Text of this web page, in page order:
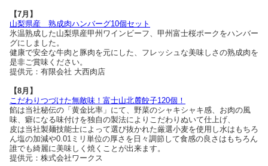
【7月】
山梨県産 熟成肉ハンバーグ10個セット
氷温熟成した山梨県産甲州ワインビーフ、甲州富士桜ポークをハンバー
グにしました。
健康で安全な牛肉と豚肉を元にした、フレッシュな美味しさの熟成肉を
是非ご賞味ください。
提供元：有限会社 大西肉店
【8月】
こだわりつづけた無敵味！富士山北麓餃子120個！
餡は当社秘伝の「黄金比率」にて、野菜のシャキシャキ感、お肉の風
味、癖になる味付けを独自の製法によりこだわりぬいて仕上げ、
皮は当社製麺技能士によって選び抜かれた厳選小麦を使用し水はもちろ
ん塩の加減や0.01ミリ単位の厚さを日々調節して食感の良さはもちろん
誰でも綺麗に美味しく焼くことが出来ます。
提供元：株式会社ワークス